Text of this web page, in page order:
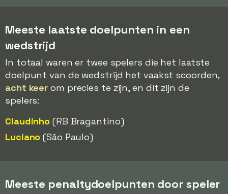
Meeste laatste doelpunten in een
wedstrijd
In totaal waren er twee spelers die het laatste
doelpunt van de wedstrijd het vaakst scoorden,
acht keer om precies te zijn, en dit zijn de
spelers:
Claudinho (RB Bragantino)
Luciano (São Paulo)
Meeste penaltydoelpunten door speler